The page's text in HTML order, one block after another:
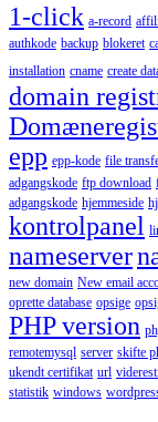
1-click a-record
authkode backup blokeret
installation cname create
domain
epp epp-kode file
adgangskode ftp download
adgangskode hjemmeside
kontrolpanel
nameserver
new domain New email
oprette database opsige
PHP version
remotemysql server skifte
ukendt certifikat url
statistik windows